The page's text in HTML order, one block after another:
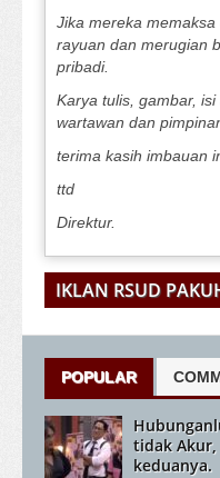
Jika mereka
rayuan dan merugian
pribadi.
Karya tulis, gambar,
wartawan dan
terima kasih imbauan
ttd
Direktur.
IKLAN RSUD
POPULAR
tidak
keduanya.